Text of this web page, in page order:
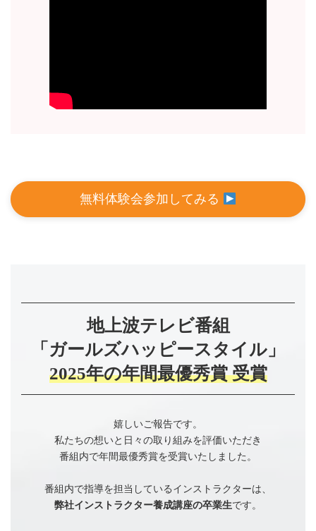
無料体験会参加してみる
地上波テレビ番組
「ガールズハッピースタイル」
2025年の年間最優秀賞 受賞
嬉しいご報告です。
私たちの想いと日々の取り組みを評価いただき
番組内で年間最優秀賞を受賞いたしました。
番組内で指導を担当しているインストラクターは、
弊社インストラクター養成講座の卒業生です。